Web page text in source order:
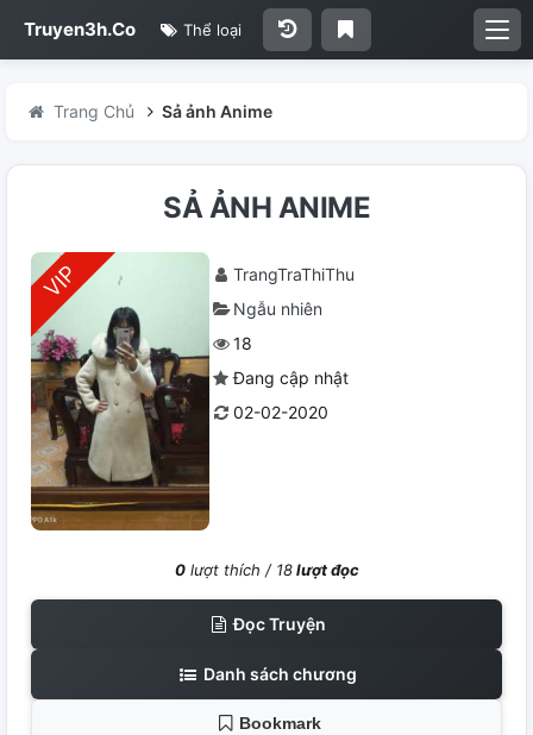
Truyen3h.Co Thể loại
Trang Chủ Sả ảnh Anime
SẢ ẢNH ANIME
TrangTraThiThu
Ngẫu nhiên
18
Đang cập nhật
02-02-2020
0lượt thích / 18lượt đọc
Đọc Truyện
Danh sách chương
Bookmark